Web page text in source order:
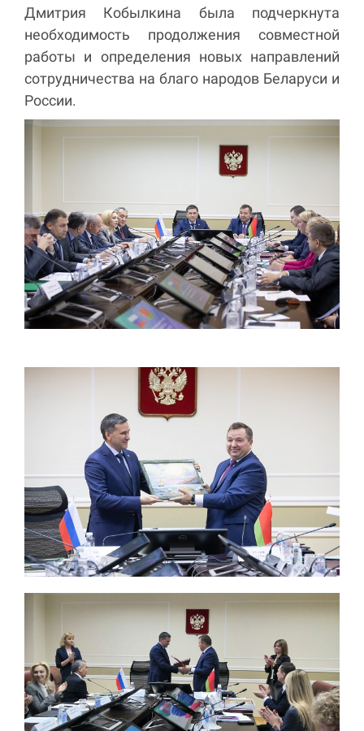
Дмитрия Кобылкина была подчеркнута
необходимость продолжения совместной
работы и определения новых направлений
сотрудничества на благо народов Беларуси и
России.